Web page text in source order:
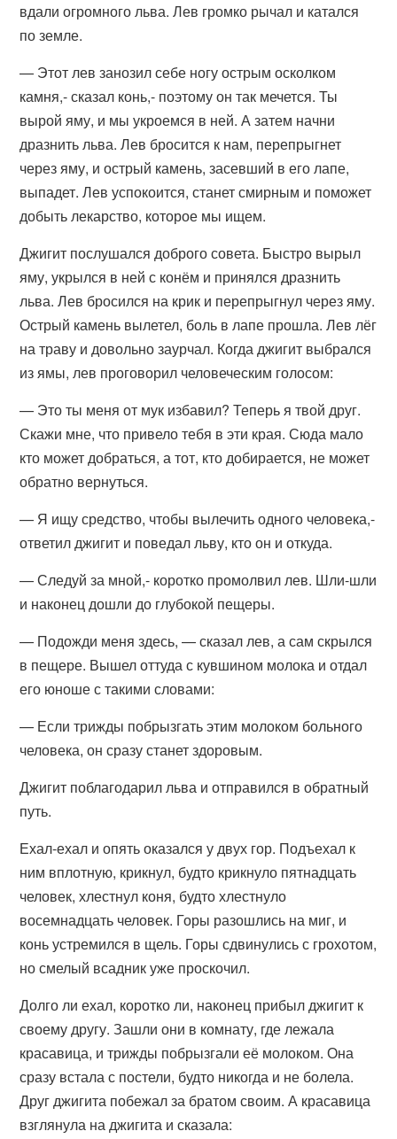
вдали огромного льва. Лев громко рычал и катался
по земле.
— Этот лев занозил себе ногу острым осколком
камня,- сказал конь,- поэтому он так мечется. Ты
вырой яму, и мы укроемся в ней. А затем начни
дразнить льва. Лев бросится к нам, перепрыгнет
через яму, и острый камень, засевший в его лапе,
выпадет. Лев успокоится, станет смирным и поможет
добыть лекарство, которое мы ищем.
Джигит послушался доброго совета. Быстро вырыл
яму, укрылся в ней с конём и принялся дразнить
льва. Лев бросился на крик и перепрыгнул через яму.
Острый камень вылетел, боль в лапе прошла. Лев лёг
на траву и довольно заурчал. Когда джигит выбрался
из ямы, лев проговорил человеческим голосом:
— Это ты меня от мук избавил? Теперь я твой друг.
Скажи мне, что привело тебя в эти края. Сюда мало
кто может добраться, а тот, кто добирается, не может
обратно вернуться.
— Я ищу средство, чтобы вылечить одного человека,-
ответил джигит и поведал льву, кто он и откуда.
— Следуй за мной,- коротко промолвил лев. Шли-шли
и наконец дошли до глубокой пещеры.
— Подожди меня здесь, — сказал лев, а сам скрылся
в пещере. Вышел оттуда с кувшином молока и отдал
его юноше с такими словами:
— Если трижды побрызгать этим молоком больного
человека, он сразу станет здоровым.
Джигит поблагодарил льва и отправился в обратный
путь.
Ехал-ехал и опять оказался у двух гор. Подъехал к
ним вплотную, крикнул, будто крикнуло пятнадцать
человек, хлестнул коня, будто хлестнуло
восемнадцать человек. Горы разошлись на миг, и
конь устремился в щель. Горы сдвинулись с грохотом,
но смелый всадник уже проскочил.
Долго ли ехал, коротко ли, наконец прибыл джигит к
своему другу. Зашли они в комнату, где лежала
красавица, и трижды побрызгали её молоком. Она
сразу встала с постели, будто никогда и не болела.
Друг джигита побежал за братом своим. А красавица
взглянула на джигита и сказала: